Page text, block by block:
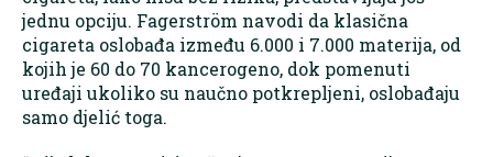
jednu opciju. Fagerström navodi da klasična
cigareta oslobađa između 6.000 i 7.000 materija, od
kojih je 60 do 70 kancerogeno, dok pomenuti
uređaji ukoliko su naučno potkrepljeni, oslobađaju
samo djelić toga.